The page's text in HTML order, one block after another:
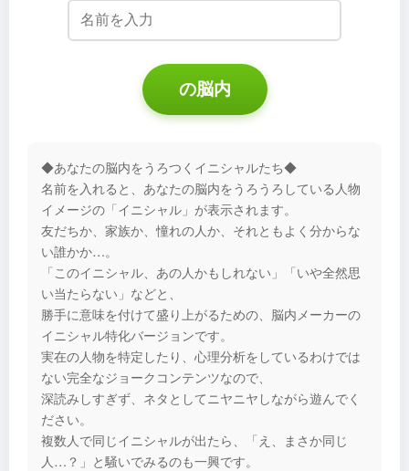
の脳内
◆あなたの脳内をうろつくイニシャルたち◆
名前を入れると、あなたの脳内をうろうろしている人物
イメージの「イニシャル」が表示されます。
友だちか、家族か、憧れの人か、それともよく分からな
い誰かか…。
「このイニシャル、あの人かもしれない」「いや全然思
い当たらない」などと、
勝手に意味を付けて盛り上がるための、脳内メーカーの
イニシャル特化バージョンです。
実在の人物を特定したり、心理分析をしているわけでは
ない完全なジョークコンテンツなので、
深読みしすぎず、ネタとしてニヤニヤしながら遊んでく
ださい。
複数人で同じイニシャルが出たら、「え、まさか同じ
人…？」と騒いでみるのも一興です。